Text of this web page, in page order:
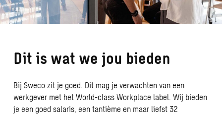
Dit is wat we jou bieden
Bij Sweco zit je goed. Dit mag je verwachten van een
werkgever met het World-class Workplace label. Wij bieden
je een goed salaris, een tantième en maar liefst 32